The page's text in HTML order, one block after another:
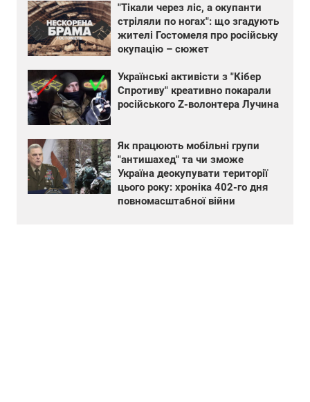
"Тікали через ліс, а окупанти
стріляли по ногах": що згадують
жителі Гостомеля про російську
окупацію – сюжет
Українські активісти з "Кібер
Спротиву" креативно покарали
російського Z-волонтера Лучина
Як працюють мобільні групи
"антишахед" та чи зможе
Україна деокупувати території
цього року: хроніка 402-го дня
повномасштабної війни